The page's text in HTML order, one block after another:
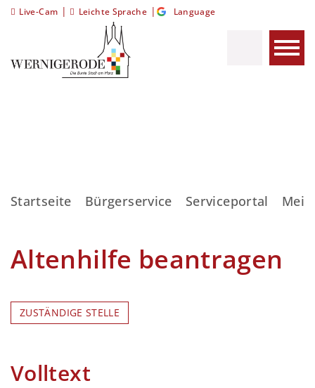
Live-Cam | Leichte Sprache | Language
Startseite Bürgerservice Serviceportal
Altenhilfe beantragen
ZUSTÄNDIGE STELLE
Volltext